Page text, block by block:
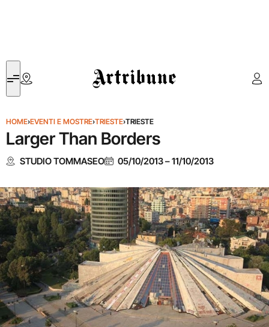
Artribune
HOME›EVENTI E MOSTRE›TRIESTE›TRIESTE
Larger Than Borders
STUDIO TOMMASEO 05/10/2013–11/10/2013